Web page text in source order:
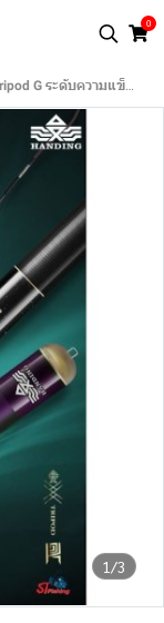
0
ง 3.5H (รับประกันยาวนานถึง 5 เดือน)
1/3